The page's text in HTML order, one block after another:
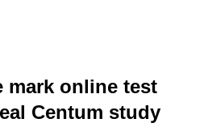
mark online test
Centum study